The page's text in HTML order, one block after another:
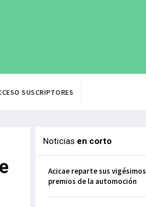
SUSCRIPTORES
Noticias en corto
Acicae reparte sus vigésimos
premios de la automoción